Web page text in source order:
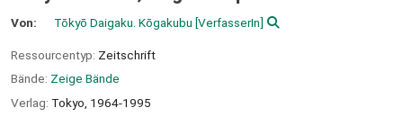
Von: Tōkyō Daigaku. Kōgakubu [VerfasserIn]
Ressourcentyp: Zeitschrift
Bände: Zeige Bände
Verlag: Tokyo, 1964-1995